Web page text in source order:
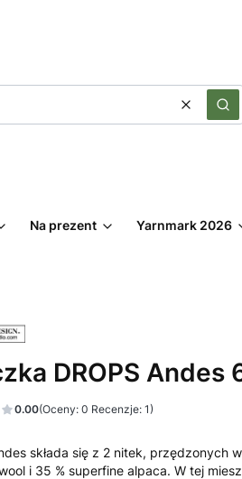
Wyczyść
Na prezent Yarnmark 2026
DROPS
0.00(Oceny: 0 Recenzje: 1)
składa się z 2 nitek, przędzonych
i 35 % superfine alpaca. W tej